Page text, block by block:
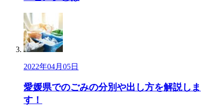
2022年04月05日
愛媛県でのごみの分別や出し方を解説しま
す！